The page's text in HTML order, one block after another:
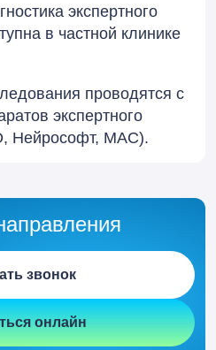
экспертного
в частной клинике
проводятся с
экспертного
Нейрософт, МАС).
звонок
онлайн